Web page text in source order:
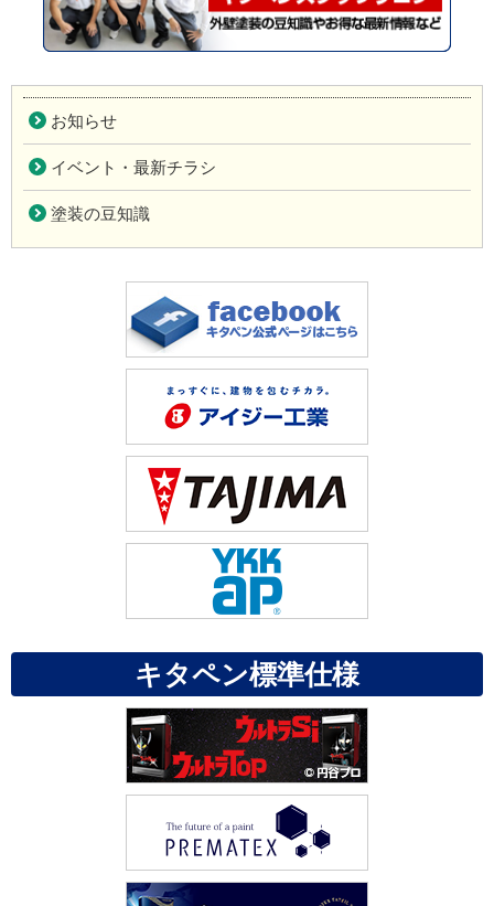
お知らせ
イベント・最新チラシ
塗装の豆知識
キタペン標準仕様